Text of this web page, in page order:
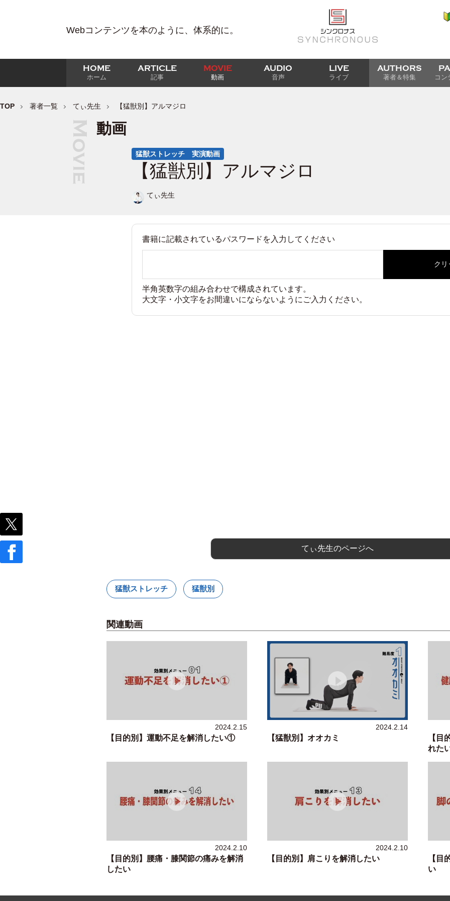
Webコンテンツを本のように、体系的に。
HOME
ホーム
ARTICLE
記事
MOVIE
動画
AUDIO
音声
LIVE
ライブ
AUTHORS
著者＆特集 コン
TOP 著者一覧 てぃ先生 【猛獣別】アルマジロ
動画
猛獣ストレッチ 実演動画
【猛獣別】アルマジロ
てぃ先生
書籍に記載されているパスワードを入力してください
クリ
半角英数字の組み合わせで構成されています。
大文字・小文字をお間違いにならないようにご入力ください。
てぃ先生のページへ
猛獣ストレッチ 猛獣別
関連動画
2024.2.15
【目的別】運動不足を解消したい①
2024.2.14
【猛獣別】オオカミ
【目
れた
2024.2.10
【目的別】腰痛・膝関節の痛みを解消
したい
2024.2.10
【目的別】肩こりを解消したい
【目
い